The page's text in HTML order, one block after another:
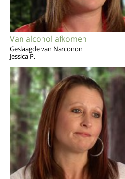
Van alcohol afkomen
Geslaagde van Narconon
Jessica P.